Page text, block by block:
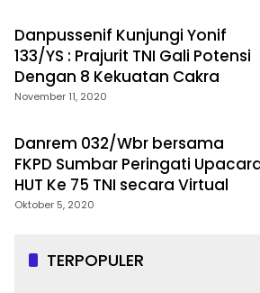
Danpussenif Kunjungi Yonif
133/YS : Prajurit TNI Gali Potensi
Dengan 8 Kekuatan Cakra
November 11, 2020
Danrem 032/Wbr bersama
FKPD Sumbar Peringati
HUT Ke 75 TNI secara Virtual
Oktober 5, 2020
TERPOPULER